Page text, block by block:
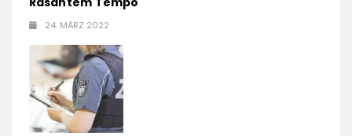
24. MÄRZ 2022